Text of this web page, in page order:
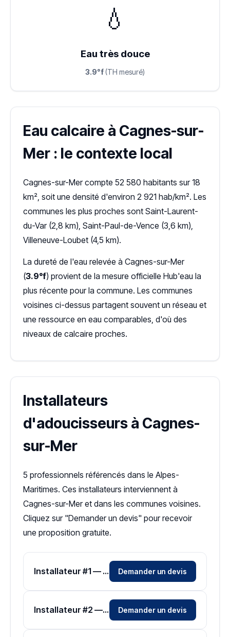
💧
Eau très douce
3.9°f (TH mesuré)
Eau calcaire à Cagnes-sur-
Mer : le contexte local
Cagnes-sur-Mer compte 52 580 habitants sur 18
km², soit une densité d'environ 2 921 hab/km². Les
communes les plus proches sont Saint-Laurent-
du-Var (2,8 km), Saint-Paul-de-Vence (3,6 km),
Villeneuve-Loubet (4,5 km).
La dureté de l'eau relevée à Cagnes-sur-Mer
(3.9°f) provient de la mesure officielle Hub'eau la
plus récente pour la commune. Les communes
voisines ci-dessus partagent souvent un réseau et
une ressource en eau comparables, d'où des
niveaux de calcaire proches.
Installateurs
d'adoucisseurs à Cagnes-
sur-Mer
5 professionnels référencés dans le Alpes-
Maritimes. Ces installateurs interviennent à
Cagnes-sur-Mer et dans les communes voisines.
Cliquez sur "Demander un devis" pour recevoir
une proposition gratuite.
Installateur #1 — Zone Alpes-Maritimes Demander un devis
Installateur #2 — Zone Alpes-Maritimes Demander un devis